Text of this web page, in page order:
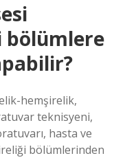
bölümlere
hemşirelik,
teknisyeni,
hasta ve
bölümlerinden